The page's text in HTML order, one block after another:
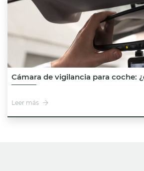
Cámara de vigilancia para coche:
Leer más